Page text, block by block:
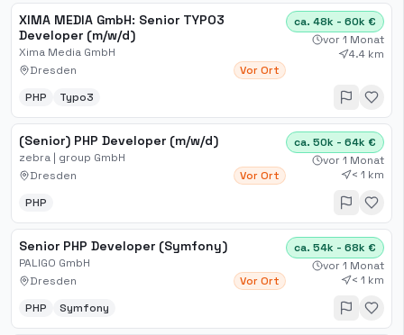
XIMA MEDIA GmbH: Senior TYPO3
Developer (m/w/d)
Xima Media GmbH
Dresden
Vor Ort
ca. 48k - 60k €
vor 1 Monat
4.4 km
PHP Typo3
(Senior) PHP Developer (m/w/d)
zebra | group GmbH
Dresden
Vor Ort
ca. 50k - 64k €
vor 1 Monat
< 1 km
PHP
Senior PHP Developer (Symfony)
PALIGO GmbH
Dresden
Vor Ort
ca. 54k - 68k €
vor 1 Monat
< 1 km
PHP
Symfony